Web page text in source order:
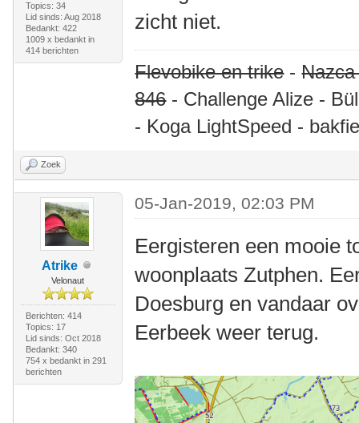
Topics: 34
Lid sinds: Aug 2018
Bedankt: 422
1009 x bedankt in
414 berichten
zicht niet.
Flevobike en trike-
846- Challenge Alize -
- Koga LightSpeed -
Zoek
Atrike
Velonaut
Berichten: 414
Topics: 17
Lid sinds: Oct 2018
Bedankt: 340
754 x bedankt in 291
berichten
05-Jan-2019, 02:03 PM
Eergisteren een mooie
woonplaats Zutphen.
Doesburg en vandaar
Eerbeek weer terug.